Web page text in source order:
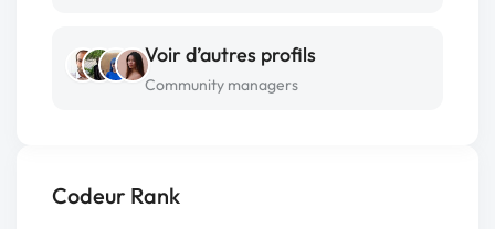
Codeur Rank
Voir d’autres profils
Community managers